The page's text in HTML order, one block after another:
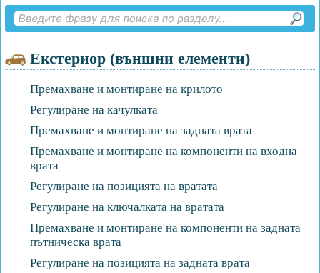
Екстериор (външни елементи)
Премахване и монтиране на крилото
Регулиране на качулката
Премахване и монтиране на задната врата
Премахване и монтиране на компоненти на входна
врата
Регулиране на позицията на вратата
Регулиране на ключалката на вратата
Премахване и монтиране на компоненти на задната
пътническа врата
Регулиране на позицията на задната врата